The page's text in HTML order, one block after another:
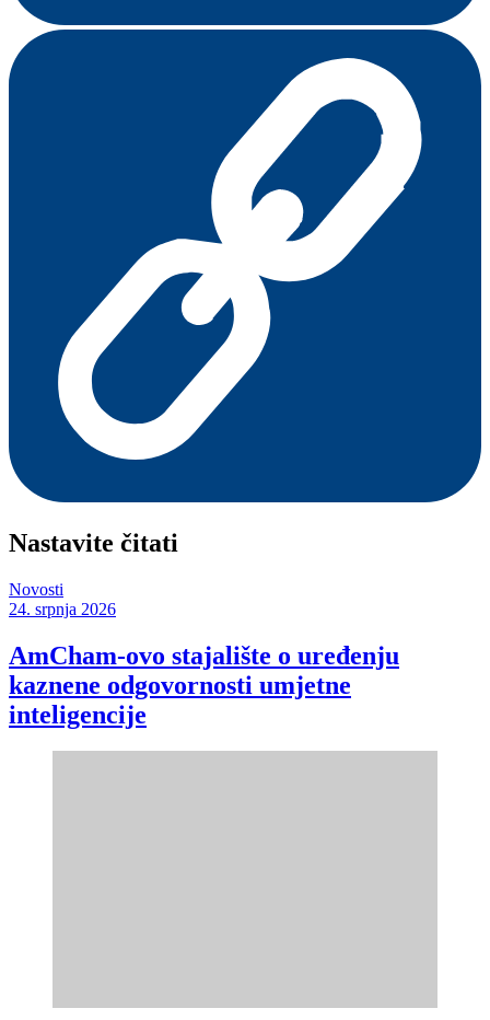
Nastavite čitati
Novosti
24. srpnja 2026
AmCham-ovo stajalište o uređenju
kaznene odgovornosti umjetne
inteligencije